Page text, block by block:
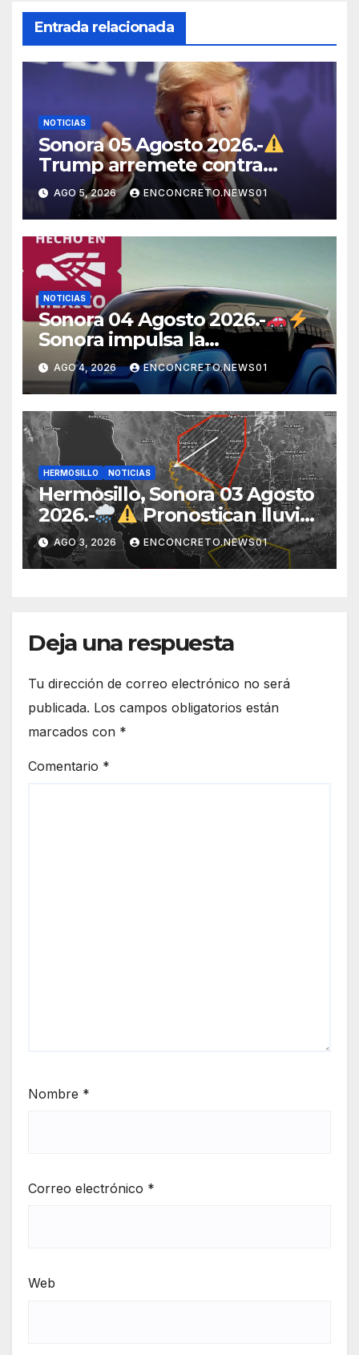
Entrada relacionada
NOTICIAS
Sonora 05 Agosto 2026.-
Trump arremete contra
México, Canadá y otras
potencias por supuestos
abusos comerciales
AGO 5, 2026 ENCONCRETO.NEWS01
NOTICIAS
Sonora 04 Agosto 2026.-
Sonora impulsa la
electromovilidad con
«Beyond», un vehículo
eléctrico desarrollado junto al
ITH
AGO 4, 2026 ENCONCRETO.NEWS01
HERMOSILLO NOTICIAS
Hermosillo, Sonora 03 Agosto
2026.-
Pronostican lluvias
para Hermosillo esta noche;
norte de Sonora registra
mayor potencial de
AGO 3, 2026 ENCONCRETO.NEWS01
Deja una respuesta
Tu dirección de correo electrónico no será
publicada. Los campos obligatorios están
marcados con *
Comentario *
Nombre *
Correo electrónico *
Web